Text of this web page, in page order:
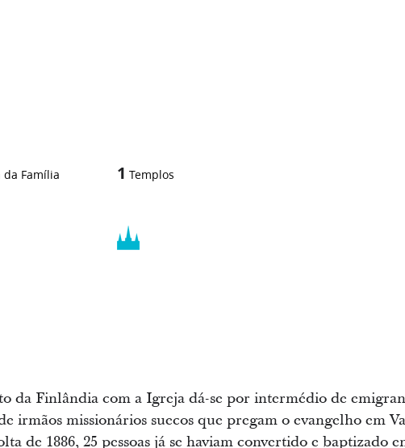
Família 1 Templos
da Finlândia com a Igreja dá-se por intermédio de
irmãos missionários suecos que pregam o evangelho em
de 1886, 25 pessoas já se haviam convertido e baptizado